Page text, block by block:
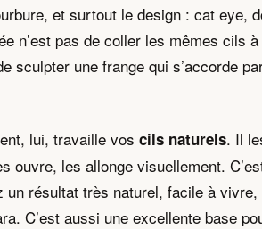
et surtout le design : cat eye,
n’est pas de coller les mêmes cils
sculpter une frange qui s’accorde
lui, travaille vos cils naturels. Il
ouvre, les allonge visuellement.
un résultat très naturel, facile à vivre,
C’est aussi une excellente base